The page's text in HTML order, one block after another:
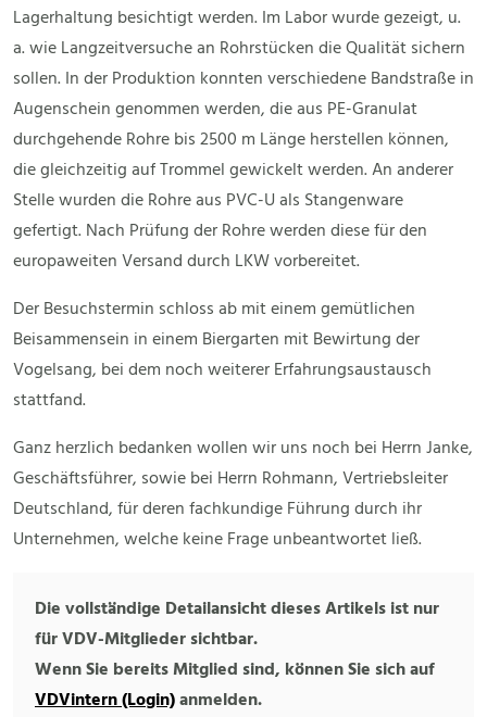
Lagerhaltung besichtigt werden. Im Labor wurde gezeigt, u.
a. wie Langzeitversuche an Rohrstücken die Qualität sichern
sollen. In der Produktion konnten verschiedene Bandstraße in
Augenschein genommen werden, die aus PE-Granulat
durchgehende Rohre bis 2500 m Länge herstellen können,
die gleichzeitig auf Trommel gewickelt werden. An anderer
Stelle wurden die Rohre aus PVC-U als Stangenware
gefertigt. Nach Prüfung der Rohre werden diese für den
europaweiten Versand durch LKW vorbereitet.
Der Besuchstermin schloss ab mit einem gemütlichen
Beisammensein in einem Biergarten mit Bewirtung der
Vogelsang, bei dem noch weiterer Erfahrungsaustausch
stattfand.
Ganz herzlich bedanken wollen wir uns noch bei Herrn Janke,
Geschäftsführer, sowie bei Herrn Rohmann, Vertriebsleiter
Deutschland, für deren fachkundige Führung durch ihr
Unternehmen, welche keine Frage unbeantwortet ließ.
Die vollständige Detailansicht dieses Artikels ist nur
für VDV-Mitglieder sichtbar.
Wenn Sie bereits Mitglied sind, können Sie sich auf
VDVintern (Login)anmelden.